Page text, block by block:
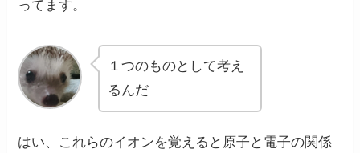
ってます。
１つのものとして考え
るんだ
はい、これらのイオンを覚えると原子と電子の関係